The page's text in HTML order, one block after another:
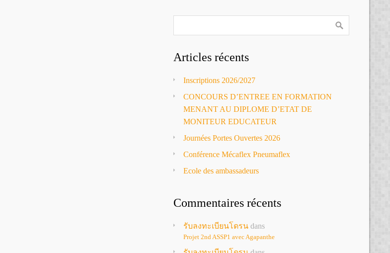
Articles récents
Inscriptions 2026/2027
CONCOURS D’ENTREE EN FORMATION
MENANT AU DIPLOME D’ETAT DE
MONITEUR EDUCATEUR
Journées Portes Ouvertes 2026
Conférence Mécaflex Pneumaflex
Ecole des ambassadeurs
Commentaires récents
รับลงทะเบียนโดรนdans
Projet 2nd ASSP1 avec Agapanthe